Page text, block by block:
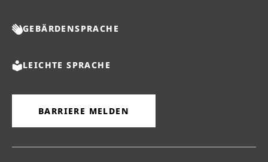
GEBÄRDENSPRACHE
LEICHTE SPRACHE
BARRIERE MELDEN